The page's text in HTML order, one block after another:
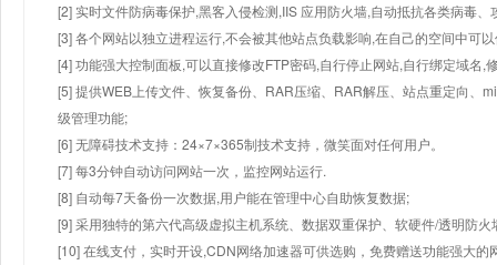
[2] 实时文件防病毒保护,黑客入侵检测,IIS 应用防火墙,自动抵抗各类病毒、
[3] 各个网站以独立进程运行,不会被其他站点负载影响,在自己的空间中可
[4] 功能强大控制面板,可以直接修改FTP密码,自行停止网站,自行绑定域名,
[5] 提供WEB上传文件、恢复备份、RAR压缩、RAR解压、站点重定向、
级管理功能;
[6] 无障碍技术支持：24×7×365制技术支持，微笑面对任何用户。
[7] 每3分钟自动访问网站一次，监控网站运行.
[8] 自动每7天备份一次数据,用户能在管理中心自助恢复数据;
[9] 采用独特的第六代高级虚拟主机系统、数据双重保护、软硬件/透明防火
[10] 在线支付，实时开设,CDN网络加速器可供选购，免费赠送功能强大